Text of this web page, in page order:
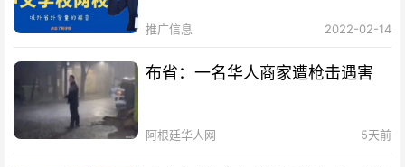
推广信息 2022-02-14
布省：一名华人商家遭枪击遇害
阿根廷华人网 5天前